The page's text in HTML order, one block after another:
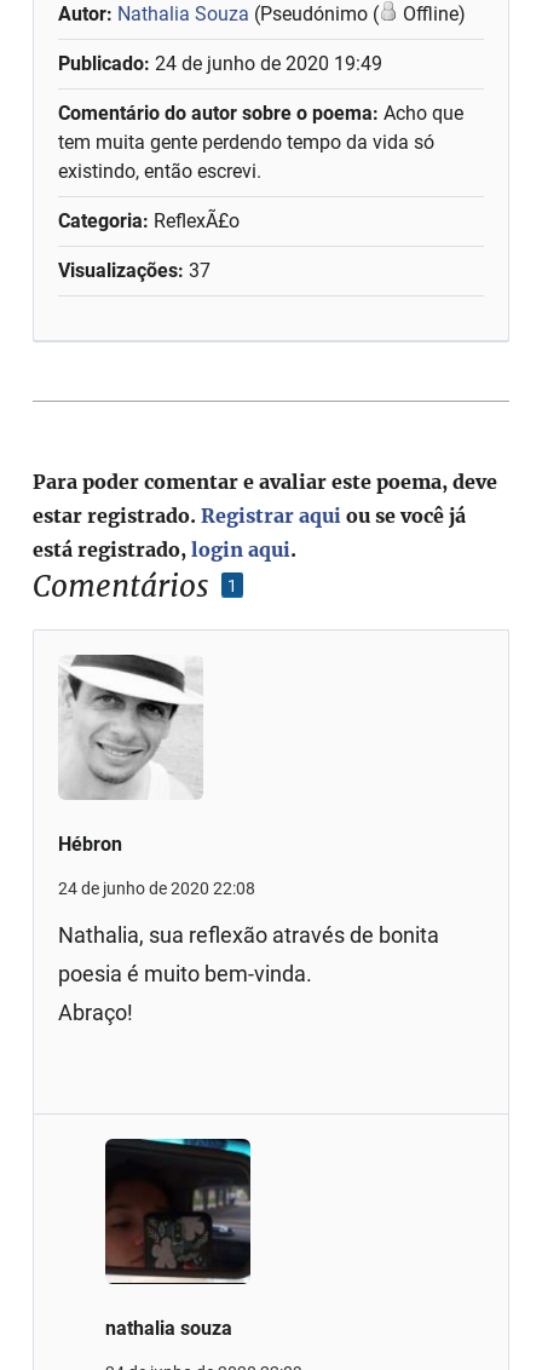
Autor: Nathalia Souza (Pseudónimo ( Offline)
Publicado:24 de junho de 2020 19:49
Comentário do autor sobre o poema:Acho que
tem muita gente perdendo tempo da vida só
existindo, então escrevi.
Categoria: ReflexÃ£o
Visualizações: 37
Comentários 1
Hébron
24 de junho de 2020 22:08
Nathalia, sua reflexão através de bonita
poesia é muito bem-vinda.
Abraço!
nathalia souza
Para poder comentar e avaliar este poema, deve
estar registrado.Registrar aqui ou se você já
está registrado,login aqui.